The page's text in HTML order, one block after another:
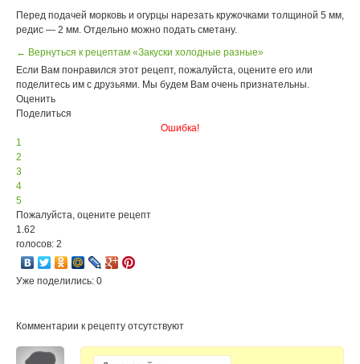
Перед подачей морковь и огурцы нарезать кружочками толщиной 5 мм,
редис — 2 мм. Отдельно можно подать сметану.
← Вернуться к рецептам «Закуски холодные разные»
Если Вам понравился этот рецепт, пожалуйста, оцените его или
поделитесь им с друзьями. Мы будем Вам очень признательны.
Оценить
Поделиться
Ошибка!
1
2
3
4
5
Пожалуйста, оцените рецепт
1.62
голосов: 2
Уже поделились: 0
Комментарии к рецепту отсутствуют